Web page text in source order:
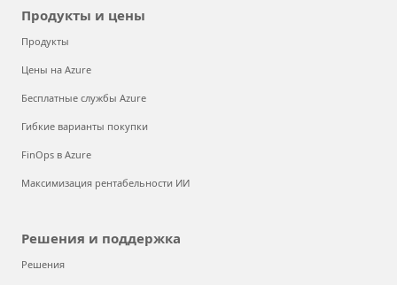
Продукты и цены
Продукты
Цены на Azure
Бесплатные службы Azure
Гибкие варианты покупки
FinOps в Azure
Максимизация рентабельности ИИ
Решения и поддержка
Решения